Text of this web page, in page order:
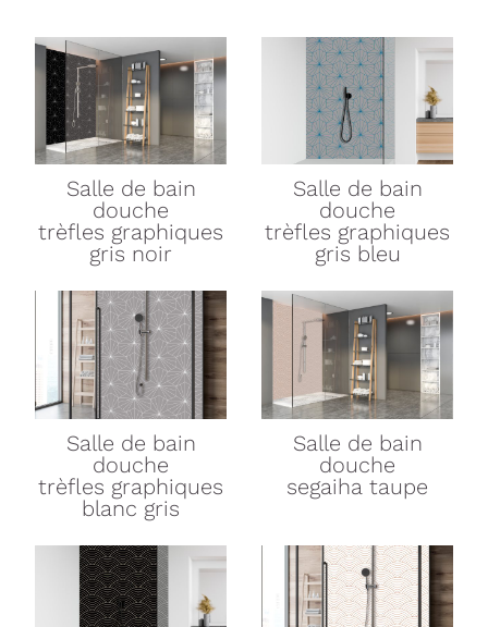
Salle de bain
douche
trèfles graphiques
gris noir
Salle de bain
douche
trèfles graphiques
gris bleu
Salle de bain
douche
trèfles graphiques
blanc gris
Salle de bain
douche
segaiha taupe